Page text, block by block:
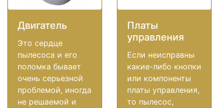
Двигатель
Это сердце
пылесоса и его
поломка бывает
очень серьезной
проблемой, иногда
не решаемой и
Платы
управления
Если неисправны
какие-либо кнопки
или компоненты
платы управления,
то пылесос,